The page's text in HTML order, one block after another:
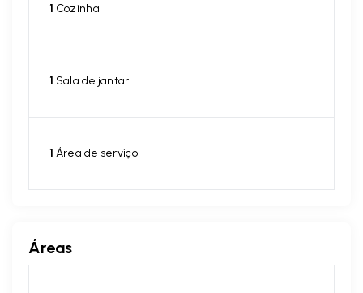
1 Cozinha
1 Sala de jantar
1 Área de serviço
Áreas